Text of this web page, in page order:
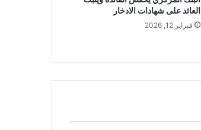
العائد على شهادات الادخار
فبراير 12, 2026